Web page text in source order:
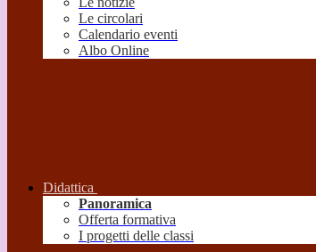
Le circolari
Calendario eventi
Albo Online
Didattica
Panoramica
Offerta formativa
I progetti delle classi